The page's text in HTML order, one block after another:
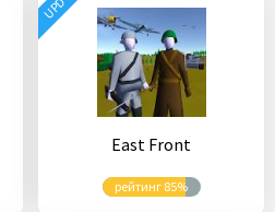
East Front
рейтинг 85%
UPD